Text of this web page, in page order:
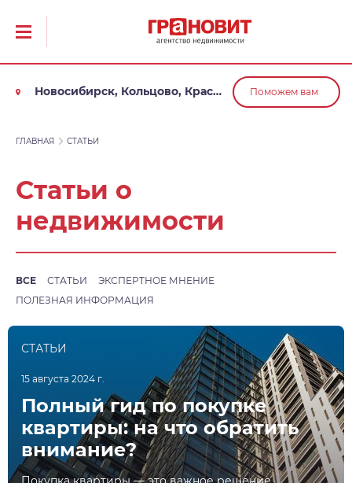
Новосибирск, Кольцово, Краснообск, Обь Поможем вам
ГЛАВНАЯ СТАТЬИ
Статьи о
недвижимости
ВСЕ СТАТЬИ
ЭКСПЕРТНОЕ МНЕНИЕ
ПОЛЕЗНАЯ ИНФОРМАЦИЯ
СТАТЬИ
15 августа 2024 г.
Полный гид по покупке
квартиры: на что обратить
внимание?